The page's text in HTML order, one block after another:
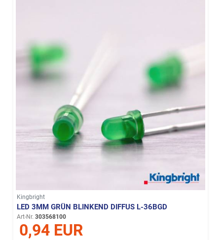
Kingbright
LED 3MM GRÜN BLINKEND DIFFUS L-36BGD
Art-Nr. 303568100
0,94 EUR